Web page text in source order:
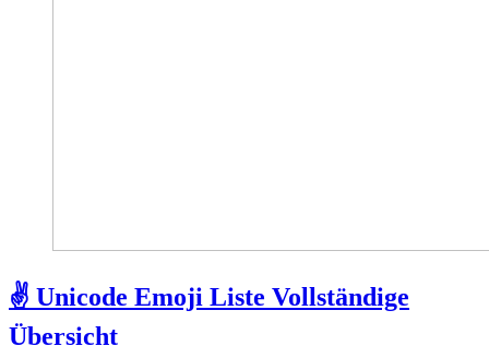
✌ Unicode Emoji Liste Vollständige
Übersicht